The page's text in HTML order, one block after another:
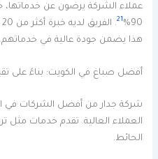
عملاء الشركة يرضون عن
90%
21. الفريق لديه خبرة أكثر من 20 عامًا في صباغة وتركيب الجدران
هذا يضمن جودة عالية في خدماتهم.
أفضل صباغ في الكويت: بناءً على
شركة جدار من أفضل الشركات في
العملاء العالية. تقدم خدمات مثل
الحائط.